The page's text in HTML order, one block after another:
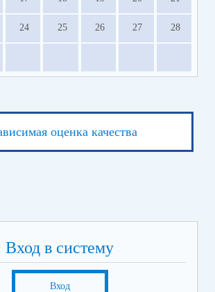
выпускника:
(письменная часть);
на выбор выпускника (кроме
математики)
24 25 26 27 28
оценка качества
Вход в систему
Вход